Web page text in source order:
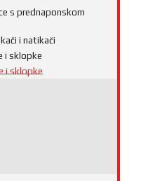
s prednaponskom
i natikači
i sklopke
i sklopke